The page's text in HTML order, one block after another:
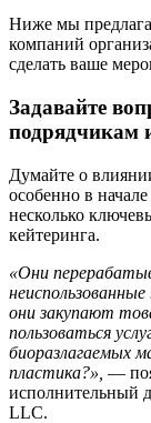
Ниже мы
компаний
сделать ваше
Задавайте
подрядчикам
Думайте о
особенно в
несколько
кейтеринга.
«Они
они закупают
пользоваться
биоразлагаемых
пластика?», —
исполнительный
LLC.